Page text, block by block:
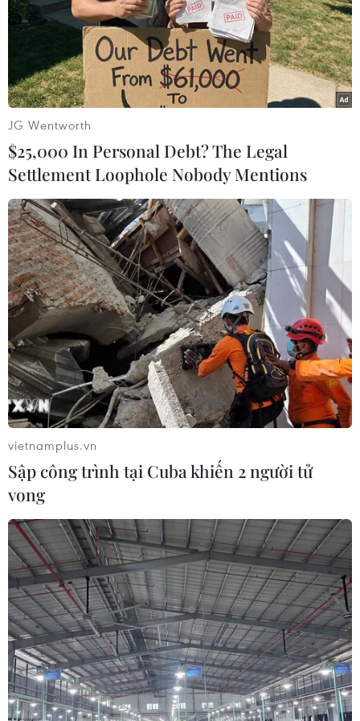
thực hiện Chiến dịch “500 ngày
đêm” nhằm số hóa dữ liệu, xây
dựng ngân hàng ADN thân nhân
liệt sỹ còn thiếu thông tin.
#Trống đồng
#Đại pháo thần công
#Ngày Thương binh-Liệt sỹ
Theo dõi VietnamPlus
Ngày Thương binh Liệt sỹ
Chiến dịch 500 ngày đêm: Để những người lính
ra đi được trở về trọn vẹn
Chiến dịch 500 ngày đêm: Để không một sự hy
JG Wentworth
$25,000 In Personal Debt? The Legal
Settlement Loophole Nobody Mentions
vietnamplus.vn
Sập công trình tại Cuba khiến 2 người tử
vong